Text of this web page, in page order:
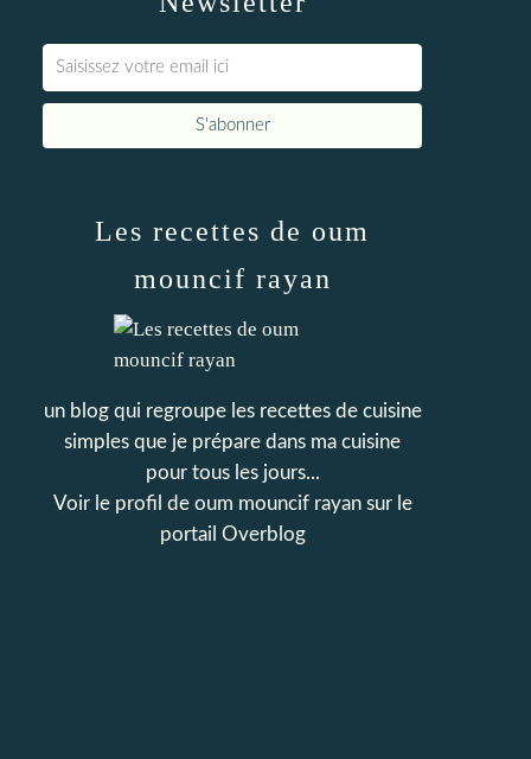
Les recettes de oum
mouncif rayan
un blog qui regroupe les recettes de cuisine
simples que je prépare dans ma cuisine
pour tous les jours...
Voir le profil de oum mouncif rayansur le
portail Overblog